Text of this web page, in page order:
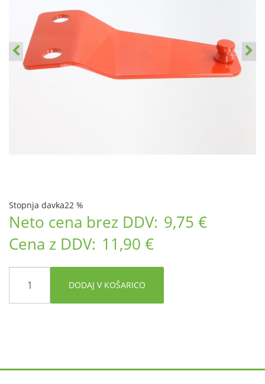
Stopnja davka22 %
Neto cena brez DDV: 9,75 €
Cena z DDV: 11,90 €
DODAJ V KOŠARICO